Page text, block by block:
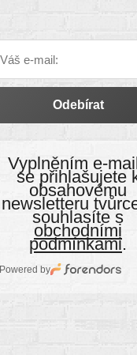
Odebírat
Vyplněním
se přihlašujete
obsahovému
newsletteru
souhlasíte s
obchodními
podmínkami.
Powered by